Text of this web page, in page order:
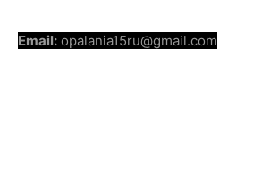
Email: opalania15ru@gmail.com